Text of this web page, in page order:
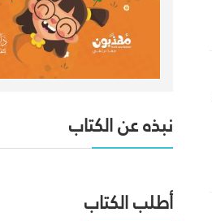
نبذه عن الكتاب
أطلب الكتاب